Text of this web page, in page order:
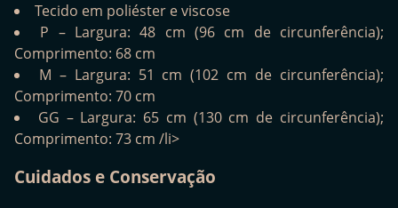
Tecido em poliéster e viscose
P – Largura: 48 cm (96 cm de circunferência);
Comprimento: 68 cm
M – Largura: 51 cm (102 cm de circunferência);
Comprimento: 70 cm
GG – Largura: 65 cm (130 cm de circunferência);
Comprimento: 73 cm /li>
Cuidados e Conservação